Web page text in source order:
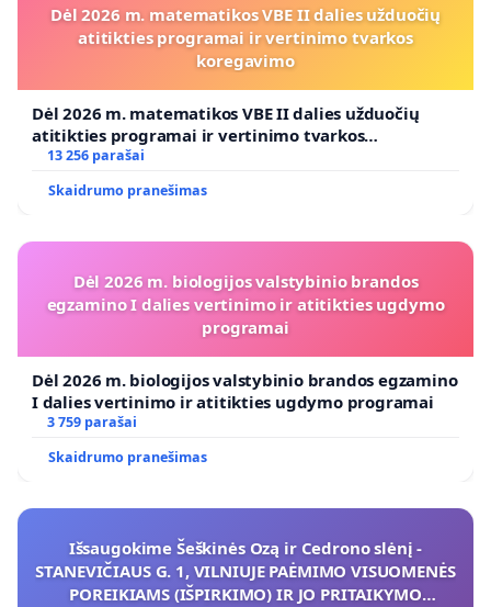
Dėl 2026 m. matematikos VBE II dalies užduočių
atitikties programai ir vertinimo tvarkos
koregavimo
Dėl 2026 m. matematikos VBE II dalies užduočių
atitikties programai ir vertinimo tvarkos
koregavimo
13 256 parašai
Skaidrumo pranešimas
Dėl 2026 m. biologijos valstybinio brandos
egzamino I dalies vertinimo ir atitikties ugdymo
programai
Dėl 2026 m. biologijos valstybinio brandos egzamino
I dalies vertinimo ir atitikties ugdymo programai
3 759 parašai
Skaidrumo pranešimas
Išsaugokime Šeškinės Ozą ir Cedrono slėnį -
STANEVIČIAUS G. 1, VILNIUJE PAĖMIMO VISUOMENĖS
POREIKIAMS (IŠPIRKIMO) IR JO PRITAIKYMO